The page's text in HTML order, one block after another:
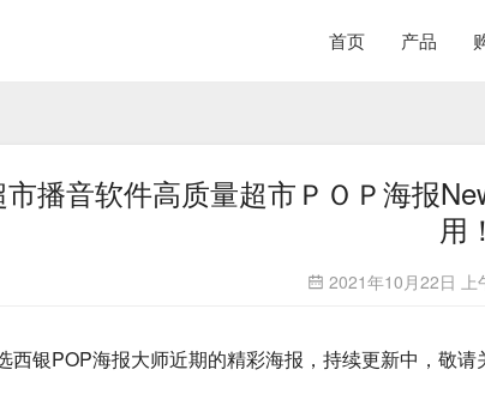
首页 产品
播音软件高质量超市ＰＯＰ海报
用
2021年10月22日 上
西银POP海报大师近期的精彩海报，持续更新中，敬请